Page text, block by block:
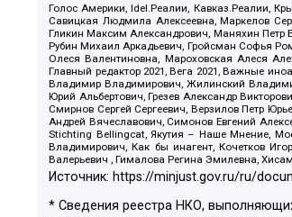
Голос Америки, Idel.Реалии, Кавказ.Реалии,
Савицкая Людмила Алексеевна, Маркелов
Гликин Максим Александрович, Маняхин Петр
Рубин Михаил Аркадьевич, Гройсман Софья
Олеся Валентиновна, Мароховская Алеся
Главный редактор 2021, Вега 2021, Важные
Владимир Владимирович, Жилинский
Юрий Альбертович, Грезев Александр
Смирнов Сергей Сергеевич, Верзилов Петр
Андрей Вячеславович, Симонов Евгений
Stichting Bellingcat, Якутия – Наше Мнение,
Владимирович, Как бы инагент, Кочетков
Валерьевич , Гималова Регина Эмилевна,
Источник: https://minjust.gov.ru/ru/
* Сведения реестра НКО,